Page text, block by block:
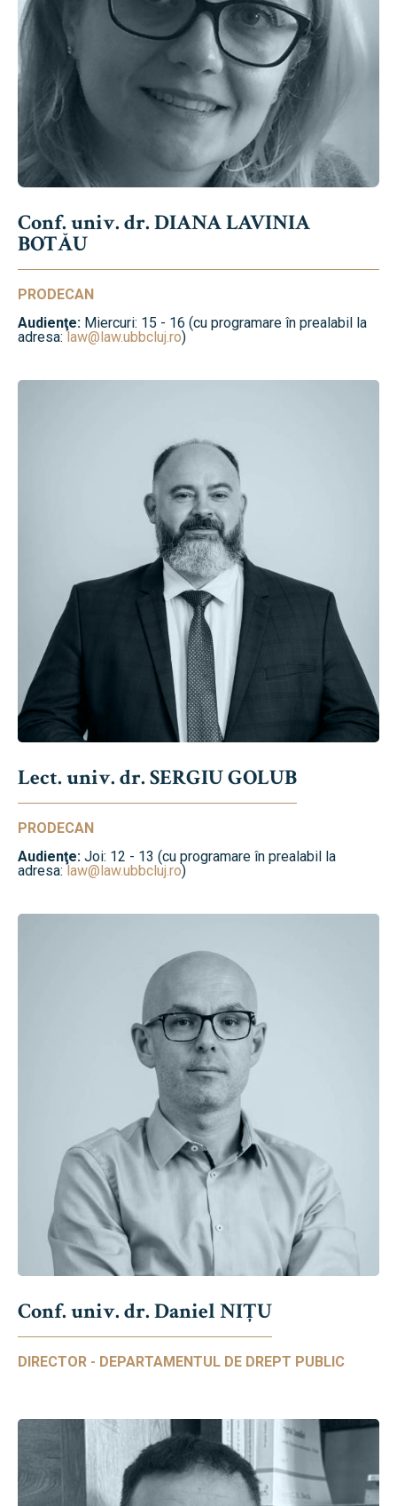
Conf. univ. dr. DIANA LAVINIA
BOTĂU
PRODECAN
Audienţe: Miercuri: 15 - 16 (cu programare în prealabil la
adresa: law@law.ubbcluj.ro)
Lect. univ. dr. SERGIU GOLUB
PRODECAN
Audienţe: Joi: 12 - 13 (cu programare în prealabil la
adresa:law@law.ubbcluj.ro)
Conf. univ. dr. Daniel NIŢU
DIRECTOR - DEPARTAMENTUL DE DREPT PUBLIC